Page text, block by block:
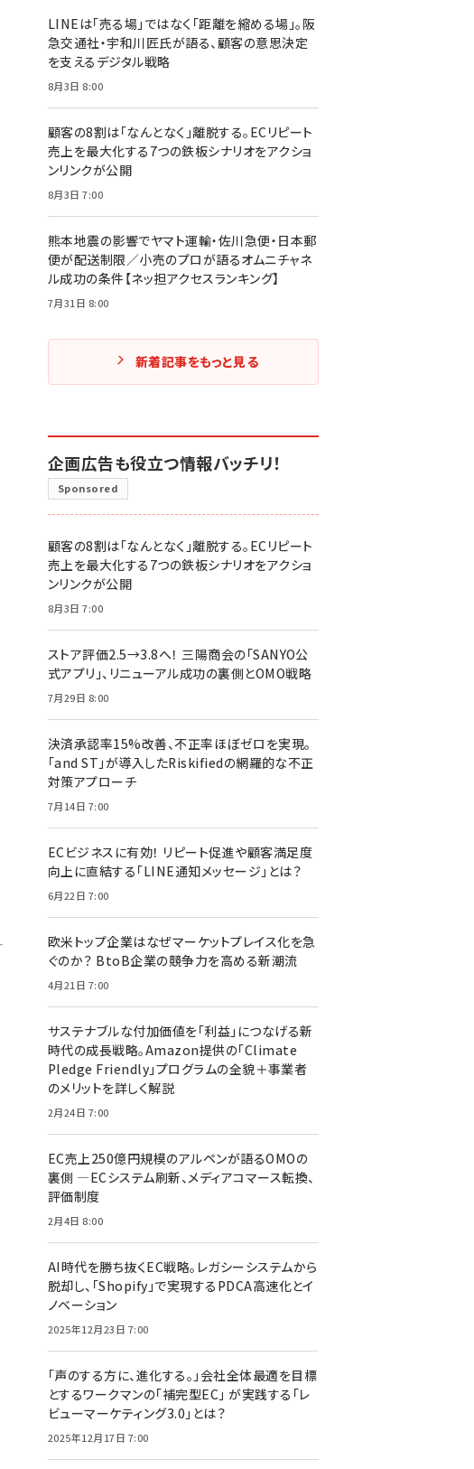
LINEは「売る場」ではなく「距離を縮める場」。阪
急交通社・宇和川匠氏が語る、顧客の意思決定
を支えるデジタル戦略
8月3日 8:00
顧客の8割は「なんとなく」離脱する。ECリピート
売上を最大化する7つの鉄板シナリオをアクショ
ンリンクが公開
8月3日 7:00
熊本地震の影響でヤマト運輸・佐川急便・日本郵
便が配送制限／小売のプロが語るオムニチャネ
ル成功の条件【ネッ担アクセスランキング】
7月31日 8:00
新着記事をもっと見る
企画広告も役立つ情報バッチリ！
Sponsored
顧客の8割は「なんとなく」離脱する。ECリピート
売上を最大化する7つの鉄板シナリオをアクショ
ンリンクが公開
8月3日 7:00
ストア評価2.5→3.8へ！ 三陽商会の「SANYO公
式アプリ」、リニューアル成功の裏側とOMO戦略
7月29日 8:00
決済承認率15%改善、不正率ほぼゼロを実現。
「and ST」が導入したRiskifiedの網羅的な不正
対策アプローチ
7月14日 7:00
ECビジネスに有効！ リピート促進や顧客満足度
向上に直結する「LINE通知メッセージ」とは？
6月22日 7:00
欧米トップ企業はなぜマーケットプレイス化を急
ぐのか？ BtoB企業の競争力を高める新潮流
4月21日 7:00
サステナブルな付加価値を「利益」につなげる新
時代の成長戦略。Amazon提供の「Climate
Pledge Friendly」プログラムの全貌＋事業者
のメリットを詳しく解説
2月24日 7:00
EC売上250億円規模のアルペンが語るOMOの
裏側 ―ECシステム刷新、メディアコマース転換、
評価制度
2月4日 8:00
AI時代を勝ち抜くEC戦略。レガシーシステムから
脱却し、「Shopify」で実現するPDCA高速化とイ
ノベーション
2025年12月23日 7:00
「声のする方に、進化する。」会社全体最適を目標
とするワークマンの「補完型EC」 が実践する「レ
ビューマーケティング3.0」とは？
2025年12月17日 7:00